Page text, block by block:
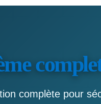
complète pour